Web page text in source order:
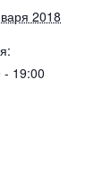
2018
- 19:00